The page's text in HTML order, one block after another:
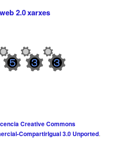
web 2.0xarxes
Creative Commons
CompartirIgual 3.0 Unported.